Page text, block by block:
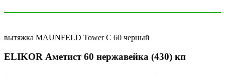
вытяжка MAUNFELD Tower C 60 черный
ELIKOR Аметист 60 нержавейка (430) кп